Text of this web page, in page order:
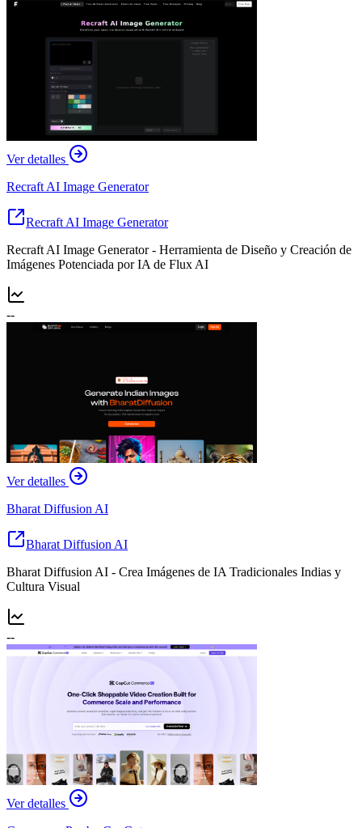
Ver detalles
Recraft AI Image Generator
Recraft AI Image Generator
Recraft AI Image Generator - Herramienta de Diseño y Creación de
Imágenes Potenciada por IA de Flux AI
--
Ver detalles
Bharat Diffusion AI
Bharat Diffusion AI
Bharat Diffusion AI - Crea Imágenes de IA Tradicionales Indias y
Cultura Visual
--
Ver detalles